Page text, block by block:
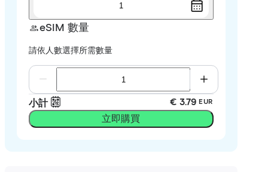
1
eSIM 數量
請依人數選擇所需數量
小計 € 3.79 EUR
立即購買